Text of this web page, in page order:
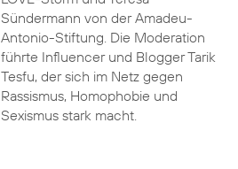
Sündermann von der Amadeu-
Antonio-Stiftung. Die Moderation
führte Influencer und Blogger Tarik
Tesfu, der sich im Netz gegen
Rassismus, Homophobie und
Sexismus stark macht.